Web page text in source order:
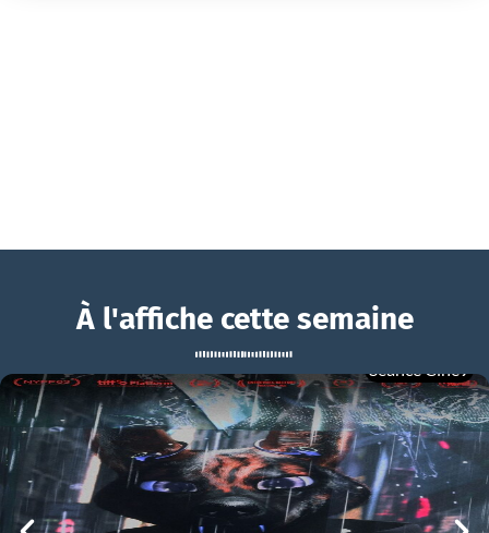
Stand by Me
Stand by Me Bande-annonce VO STFR
À l'affiche cette semaine
BOUCHRA
mer 05/08
21h00